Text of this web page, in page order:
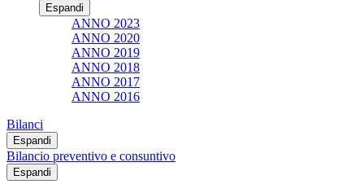
Espandi
ANNO 2023
ANNO 2020
ANNO 2019
ANNO 2018
ANNO 2017
ANNO 2016
Bilanci
Espandi
Bilancio preventivo e consuntivo
Espandi